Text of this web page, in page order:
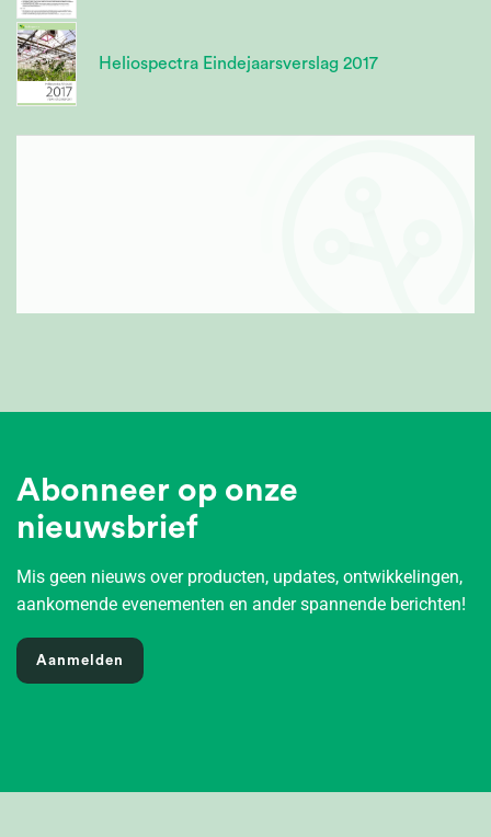
Heliospectra Eindejaarsverslag 2017
Abonneer op onze
nieuwsbrief
Mis geen nieuws over producten, updates, ontwikkelingen,
aankomende evenementen en ander spannende berichten!
Aanmelden